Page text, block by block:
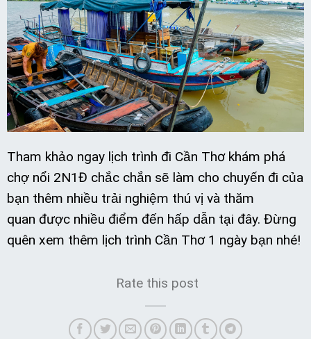
Tham khảo ngay lịch trình đi Cần Thơ khám phá
chợ nổi 2N1Đ chắc chắn sẽ làm cho chuyến đi của
bạn thêm nhiều trải nghiệm thú vị và thăm
quan được nhiều điểm đến hấp dẫn tại đây. Đừng
quên xem thêm lịch trình Cần Thơ 1 ngày bạn nhé!
Rate this post